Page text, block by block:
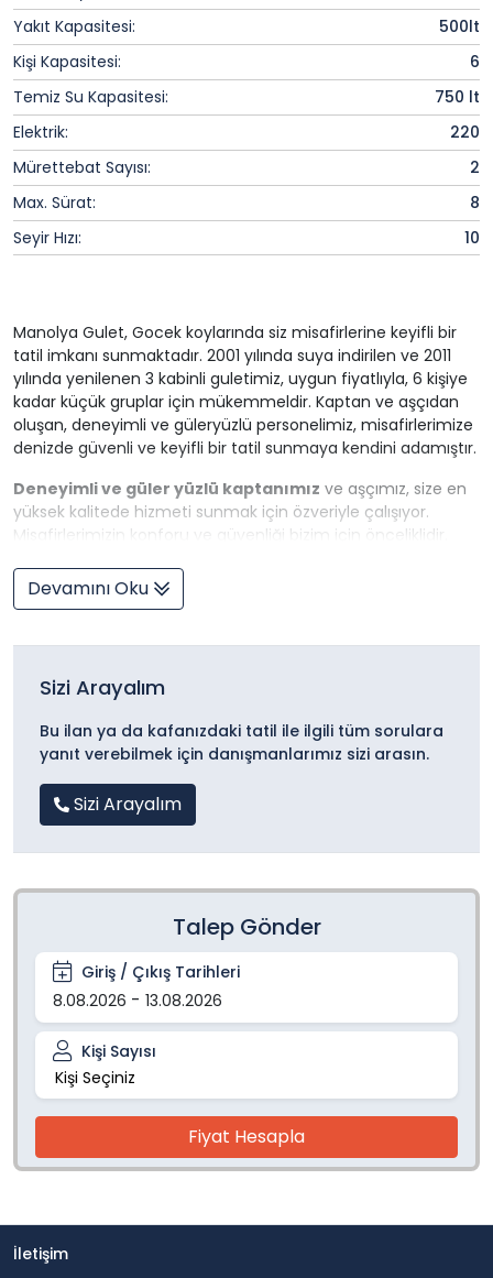
Yakıt Kapasitesi:
500lt
Kişi Kapasitesi:
6
Temiz Su Kapasitesi:
750 lt
Elektrik:
220
Mürettebat Sayısı:
2
Max. Sürat:
8
Seyir Hızı:
10
Manolya Gulet, Gocek koylarında siz misafirlerine keyifli bir
tatil imkanı sunmaktadır. 2001 yılında suya indirilen ve 2011
yılında yenilenen 3 kabinli guletimiz, uygun fiyatlıyla, 6 kişiye
kadar küçük gruplar için mükemmeldir. Kaptan ve aşçıdan
oluşan, deneyimli ve güleryüzlü personelimiz, misafirlerimize
denizde güvenli ve keyifli bir tatil sunmaya kendini adamıştır.
Deneyimli ve güler yüzlü kaptanımız ve aşçımız, size en
yüksek kalitede hizmeti sunmak için özveriyle çalışıyor.
Misafirlerimizin konforu ve güvenliği bizim için önceliklidir.
Hem yerli hem de yabancı misafirlerden
guletimiz, kusursuz bir mavi yolculuk deneyimi sunuyor.
Kaptanımızın 499 GT sertifikası, Türkiye'deki en yüksek
emin ellerde olduğunuzu bilirsiniz.
Göcek'te unutulmaz bir tatiliçin bizimle iletişime geçin!
Devamını Oku
Sizi Arayalım
Bu ilan ya da kafanızdaki tatil ile ilgili tüm sorulara
yanıt verebilmek için danışmanlarımız sizi arasın.
Sizi Arayalım
Talep Gönder
Giriş / Çıkış Tarihleri
8.08.2026 - 13.08.2026
Kişi Sayısı
Kişi -
+
Fiyat Hesapla
İletişim